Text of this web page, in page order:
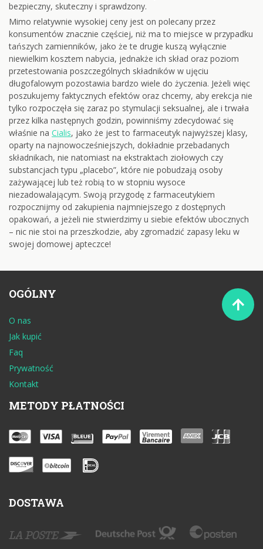
bezpieczny, skuteczny i sprawdzony.
Mimo relatywnie wysokiej ceny jest on polecany przez
konsumentów znacznie częściej, niż ma to miejsce w przypadku
tańszych zamienników, jako że te drugie kuszą wyłącznie
niewielkim kosztem nabycia, jednakże ich skład oraz poziom
przetestowania poszczególnych składników w ujęciu
długofalowym pozostawia bardzo wiele do życzenia. Jeżeli więc
poszukujemy faktycznych efektów oraz chcemy, aby erekcja nie
tylko rozpoczęła się zaraz po stymulacji seksualnej, ale i trwała
przez kilka następnych godzin, powinniśmy zdecydować się
właśnie na Cialis, jako że jest to farmaceutyk najwyższej klasy,
oparty na najnowocześniejszych, dokładnie przebadanych
składnikach, nie natomiast na ekstraktach ziołowych czy
substancjach typu „placebo”, które nie pobudzają osoby
zażywającej lub też robią to w stopniu wysoce
niezadowalającym. Swoją przygodę z farmaceutykiem
rozpocznijmy od zakupienia najmniejszego z dostępnych
opakowań, a jeżeli nie stwierdzimy u siebie efektów ubocznych
– nic nie stoi na przeszkodzie, aby zgromadzić zapasy leku w
swojej domowej apteczce!
OGÓLNY
O nas
Jak kupić
Faq
Prywatność
Kontakt
METODY PŁATNOŚCI
DOSTAWA